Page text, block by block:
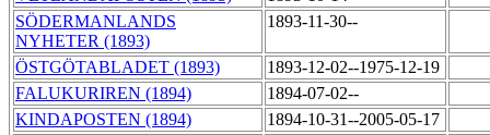
SÖDERMANLANDS
NYHETER (1893)
1893-11-30--
ÖSTGÖTABLADET (1893)
1893-12-02--1975-12-19
FALUKURIREN (1894)
1894-07-02--
KINDAPOSTEN (1894)
1894-10-31--2005-05-17